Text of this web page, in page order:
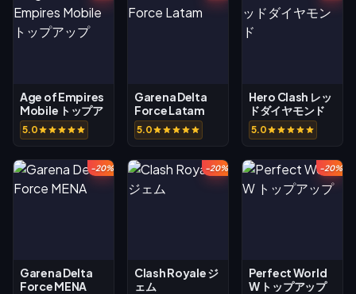
Age of Empires
Mobile トップア
ップ
5.0
Garena Delta
Force Latam
5.0
Hero Clash レッ
ドダイヤモンド
5.0
-20%
Garena Delta
Force MENA
-20%
Clash Royale ジ
ェム
-20%
Perfect World
W トップアップ